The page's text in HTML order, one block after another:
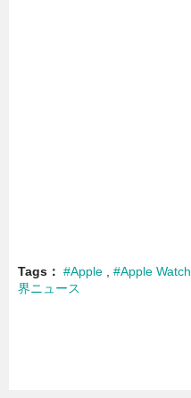
Tags #Apple #Apple Watch
界ニュース